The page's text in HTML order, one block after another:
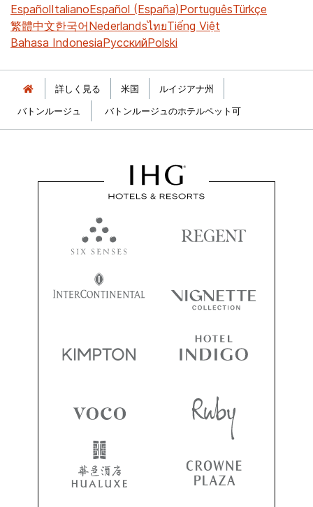
EspañolItalianoEspañol (España)PortuguêsTürkçe
繁體中文한국어NederlandsไทยTiếng Việt
Bahasa IndonesiaРусскийPolski
詳しく見る 米国
ルイジアナ州
バトンルージュ
バトンルージュのホテルペット可